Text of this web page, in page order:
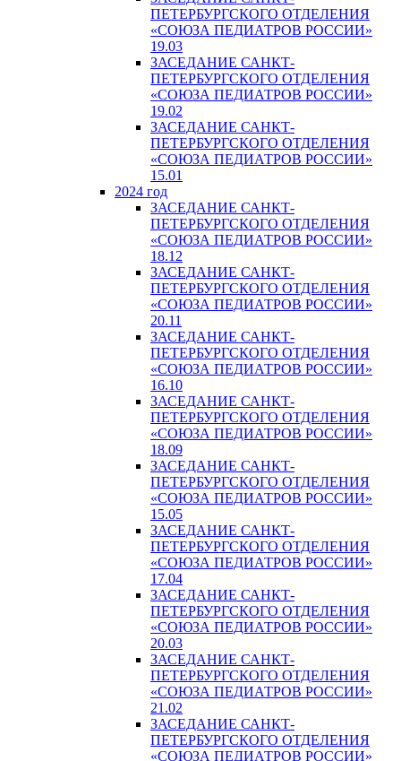
ПЕТЕРБУРГСКОГО ОТДЕЛЕНИЯ
«СОЮЗА ПЕДИАТРОВ РОССИИ»
19.03
ЗАСЕДАНИЕ САНКТ-
ПЕТЕРБУРГСКОГО ОТДЕЛЕНИЯ
«СОЮЗА ПЕДИАТРОВ РОССИИ»
19.02
ЗАСЕДАНИЕ САНКТ-
ПЕТЕРБУРГСКОГО ОТДЕЛЕНИЯ
«СОЮЗА ПЕДИАТРОВ РОССИИ»
15.01
2024 год
ЗАСЕДАНИЕ САНКТ-
ПЕТЕРБУРГСКОГО ОТДЕЛЕНИЯ
«СОЮЗА ПЕДИАТРОВ РОССИИ»
18.12
ЗАСЕДАНИЕ САНКТ-
ПЕТЕРБУРГСКОГО ОТДЕЛЕНИЯ
«СОЮЗА ПЕДИАТРОВ РОССИИ»
20.11
ЗАСЕДАНИЕ САНКТ-
ПЕТЕРБУРГСКОГО ОТДЕЛЕНИЯ
«СОЮЗА ПЕДИАТРОВ РОССИИ»
16.10
ЗАСЕДАНИЕ САНКТ-
ПЕТЕРБУРГСКОГО ОТДЕЛЕНИЯ
«СОЮЗА ПЕДИАТРОВ РОССИИ»
18.09
ЗАСЕДАНИЕ САНКТ-
ПЕТЕРБУРГСКОГО ОТДЕЛЕНИЯ
«СОЮЗА ПЕДИАТРОВ РОССИИ»
15.05
ЗАСЕДАНИЕ САНКТ-
ПЕТЕРБУРГСКОГО ОТДЕЛЕНИЯ
«СОЮЗА ПЕДИАТРОВ РОССИИ»
17.04
ЗАСЕДАНИЕ САНКТ-
ПЕТЕРБУРГСКОГО ОТДЕЛЕНИЯ
«СОЮЗА ПЕДИАТРОВ РОССИИ»
20.03
ЗАСЕДАНИЕ САНКТ-
ПЕТЕРБУРГСКОГО ОТДЕЛЕНИЯ
«СОЮЗА ПЕДИАТРОВ РОССИИ»
21.02
ЗАСЕДАНИЕ САНКТ-
ПЕТЕРБУРГСКОГО ОТДЕЛЕНИЯ
«СОЮЗА ПЕДИАТРОВ РОССИИ»